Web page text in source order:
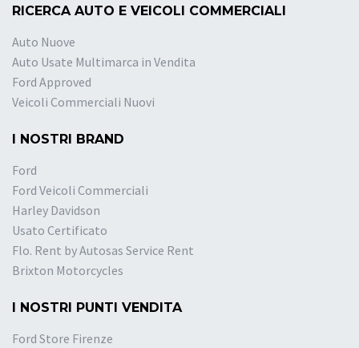
RICERCA AUTO E VEICOLI COMMERCIALI
Auto Nuove
Auto Usate Multimarca in Vendita
Ford Approved
Veicoli Commerciali Nuovi
I NOSTRI BRAND
Ford
Ford Veicoli Commerciali
Harley Davidson
Usato Certificato
Flo. Rent by Autosas Service Rent
Brixton Motorcycles
I NOSTRI PUNTI VENDITA
Ford Store Firenze